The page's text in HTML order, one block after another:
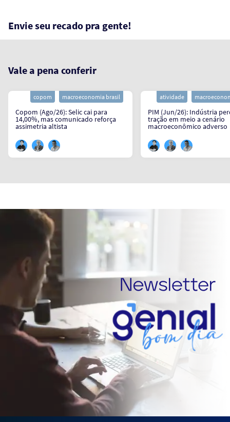
Envie seu recado pra gente!
Vale a pena conferir
copom macroeconomia brasil
Copom (Ago/26): Selic cai para
14,00%, mas comunicado reforça
assimetria altista
atividade
PIM (Jun/26): Indústria
tração em meio a cenário
macroeconômico adverso